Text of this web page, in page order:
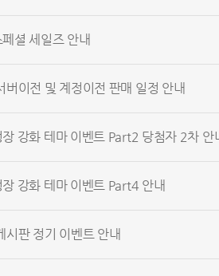
셜 세일즈 안내
버이전 및 계정이전 판매 일정 안내
강화 테마 이벤트 Part2 당첨자 2차 안
강화 테마 이벤트 Part4 안내
시판 정기 이벤트 안내